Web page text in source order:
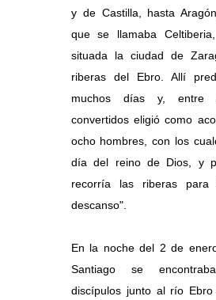
y de Castilla, hasta
que se llamaba
situada la ciudad de
riberas del Ebro. Allí
muchos días y, entre
convertidos eligió como
ocho hombres, con los
día del reino de Dios, y
recorría las riberas para
descanso".
En la noche del 2 de
Santiago se
discípulos junto al río